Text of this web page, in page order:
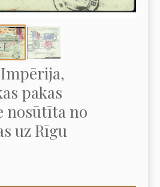
Impērija,
pakas
nosūtīta no
uz Rīgu